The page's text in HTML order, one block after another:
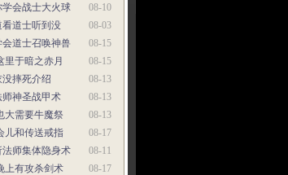
08-10
会战士大火球
08-03
看道士听到没
08-15
道士召唤神兽
08-15
里于暗之赤月
08-13
摔死介绍
08-13
神圣战甲术
08-13
大需要牛魔祭
08-17
儿和传送戒指
08-11
师集体隐身术
08-17
上有攻杀剑术